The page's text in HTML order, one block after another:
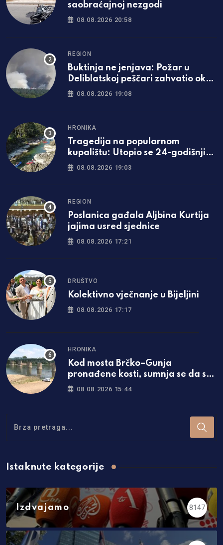
saobraćajnoj nezgodi
08.08.2026 20:58
REGION
Buktinja ne jenjava: Požar u
Deliblatskoj peščari zahvatio oko
1.500 hektara šume i niskog
08.08.2026 19:08
HRONIKA
Tragedija na popularnom
kupalištu: Utopio se 24-godišnji
mladić iz Zavidovića
08.08.2026 19:03
REGION
Poslanica gađala Aljbina Kurtija
jajima usred sjednice
08.08.2026 17:21
DRUŠTVO
Kolektivno vječnanje u Bijeljini
08.08.2026 17:17
HRONIKA
Kod mosta Brčko–Gunja
pronađene kosti, sumnja se da su
ljudske
08.08.2026 15:44
Istaknute kategorije
Izdvajamo 8147